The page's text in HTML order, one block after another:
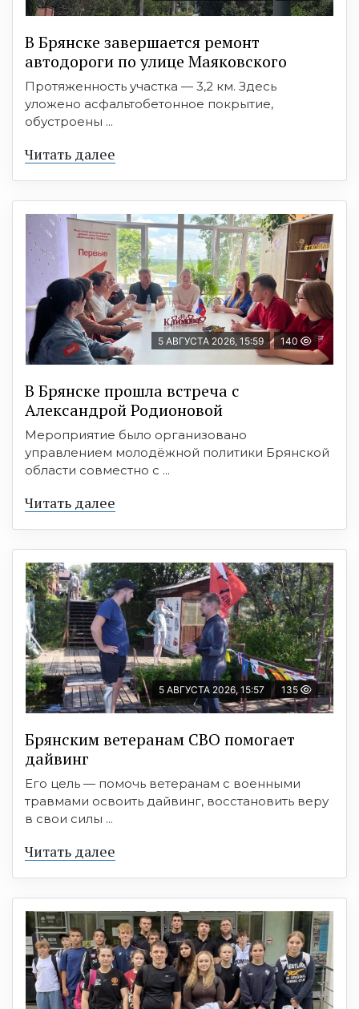
В Брянске завершается ремонт
автодороги по улице Маяковского
Протяженность участка — 3,2 км. Здесь
уложено асфальтобетонное покрытие,
обустроены ...
Читать далее
5 АВГУСТА 2026, 15:59 140
В Брянске прошла встреча с
Александрой Родионовой
Мероприятие было организовано
управлением молодёжной политики Брянской
области совместно с ...
Читать далее
5 АВГУСТА 2026, 15:57 135
Брянским ветеранам СВО помогает
дайвинг
Его цель — помочь ветеранам с военными
травмами освоить дайвинг, восстановить веру
в свои силы ...
Читать далее